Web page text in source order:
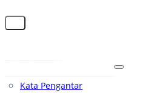
Kata Pengantar